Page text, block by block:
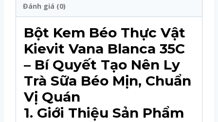
Đánh giá (0)
Bột Kem Béo Thực Vật
Kievit Vana Blanca 35C
– Bí Quyết Tạo Nên Ly
Trà Sữa Béo Mịn, Chuẩn
Vị Quán
1. Giới Thiệu Sản Phẩm